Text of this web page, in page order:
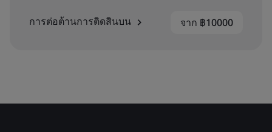
การต่อต้านการติดสินบน จาก ฿10000